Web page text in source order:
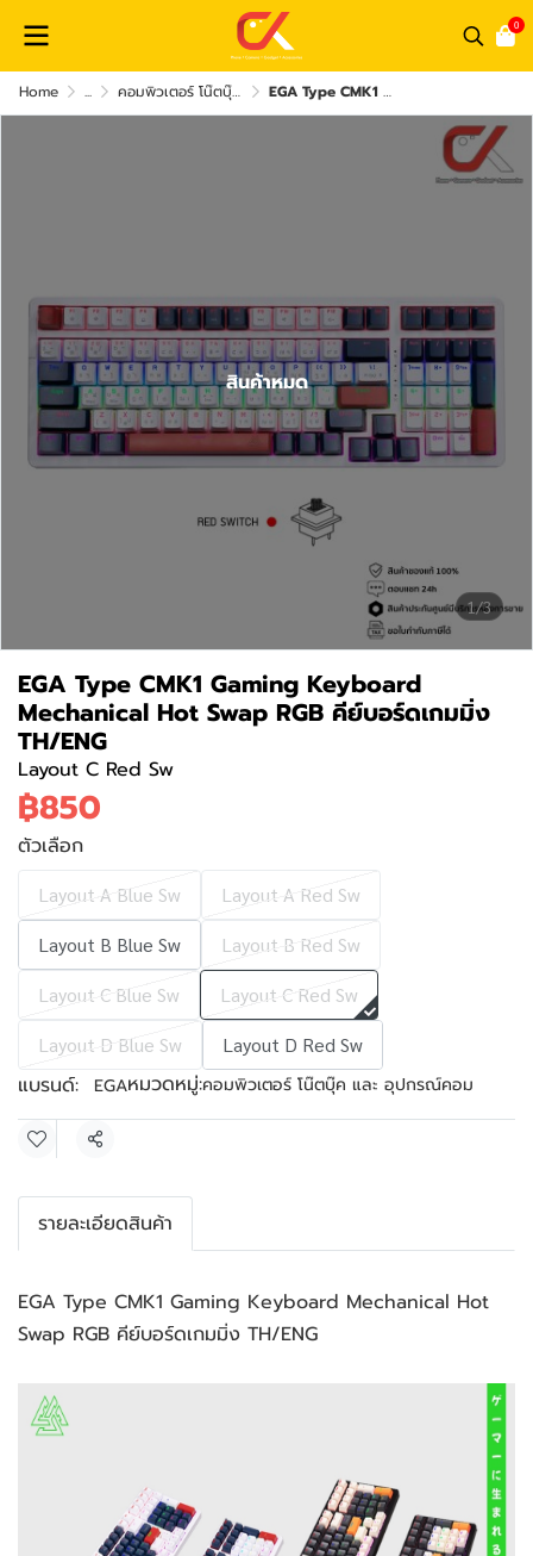
0
Home ... คอมพิวเตอร์ โน๊ตบุ๊ค และ อุปกรณ์คอม EGA Type CMK1 Gaming Keyboard Mechanical Hot Swap RGB คีย์บอร์ดเกมมิ่ง TH/ENG
1/3
สินค้าหมด
EGA Type CMK1 Gaming Keyboard
Mechanical Hot Swap RGB คีย์บอร์ดเกมมิ่ง
TH/ENG
Layout C Red Sw
฿850
ตัวเลือก
Layout A Blue Sw
Layout A Red Sw
Layout B Blue Sw
Layout B Red Sw
Layout C Blue Sw
Layout C Red Sw
Layout D Blue Sw
Layout D Red Sw
แบรนด์: EGAหมวดหมู่:คอมพิวเตอร์ โน๊ตบุ๊ค และ อุปกรณ์คอม
แชร์
รายละเอียดสินค้า
EGA Type CMK1 Gaming Keyboard Mechanical Hot
Swap RGB คีย์บอร์ดเกมมิ่ง TH/ENG